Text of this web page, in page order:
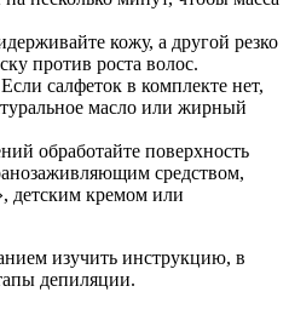
кожу, а другой резко
против роста волос.
салфеток в комплекте нет,
масло или жирный
обработайте поверхность
средством,
детским кремом или
изучить инструкцию, в
депиляции.